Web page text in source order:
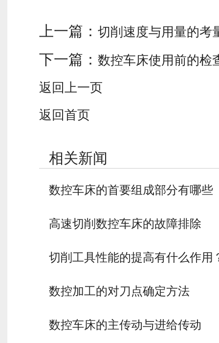
上一篇： 切削速度与用量的考
下一篇： 数控车床使用前的检
返回上一页
返回首页
相关新闻
数控车床的首要组成部分有哪些
高速切削数控车床的故障排除
切削工具性能的提高有什么作用
数控加工的对刀点确定方法
数控车床的主传动与进给传动